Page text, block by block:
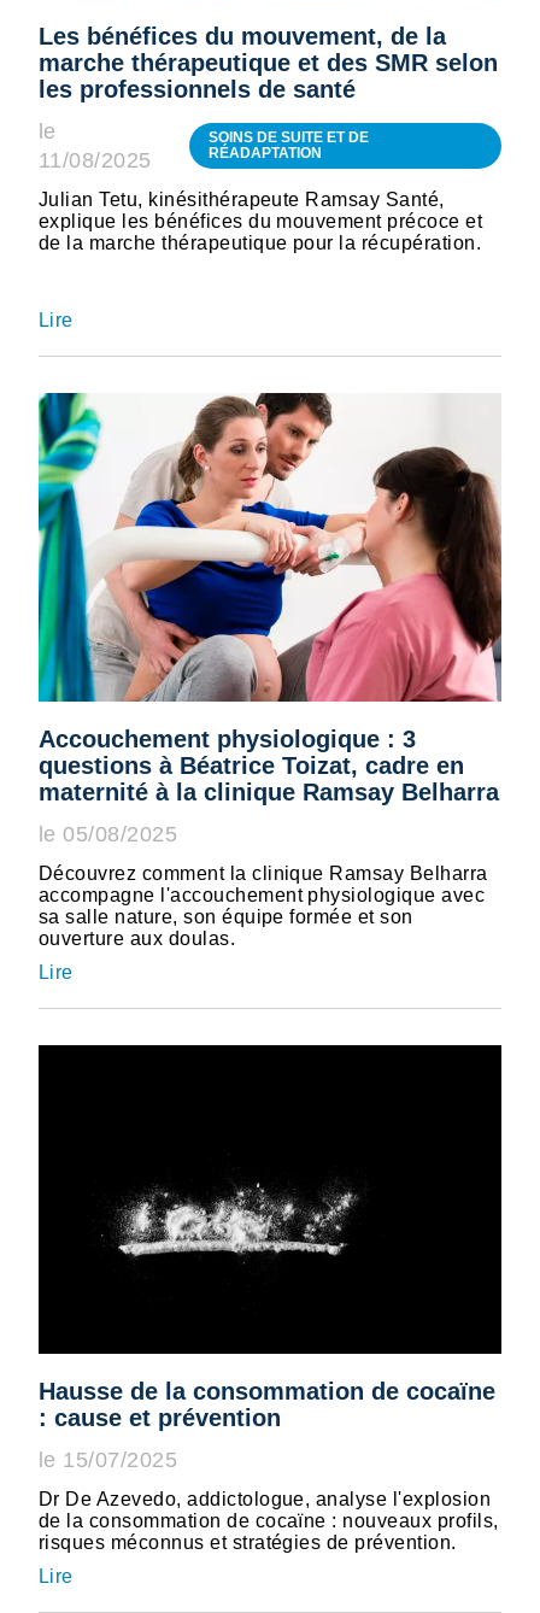
Les bénéfices du mouvement, de la
marche thérapeutique et des SMR selon
les professionnels de santé
le
11/08/2025
SOINS DE SUITE ET DE
RÉADAPTATION
Julian Tetu, kinésithérapeute Ramsay Santé,
explique les bénéfices du mouvement précoce et
de la marche thérapeutique pour la récupération.
Lire
Accouchement physiologique : 3
questions à Béatrice Toizat, cadre en
maternité à la clinique Ramsay Belharra
le 05/08/2025
Découvrez comment la clinique Ramsay Belharra
accompagne l'accouchement physiologique avec
sa salle nature, son équipe formée et son
ouverture aux doulas.
Lire
Hausse de la consommation de cocaïne
: cause et prévention
le 15/07/2025
Dr De Azevedo, addictologue, analyse l'explosion
de la consommation de cocaïne : nouveaux profils,
risques méconnus et stratégies de prévention.
Lire